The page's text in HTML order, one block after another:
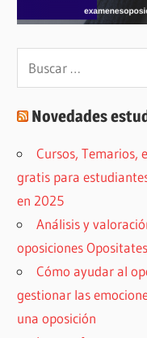
Buscar:
Novedades
Cursos, Temarios,
gratis para
en 2025
Análisis y
oposiciones
Cómo ayudar al
gestionar las
una oposición